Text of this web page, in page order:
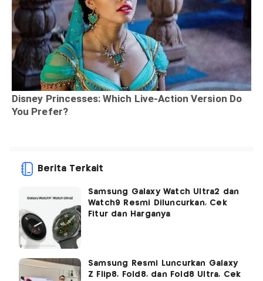
Berita Terkait
Samsung Galaxy Watch Ultra2 dan
Watch9 Resmi Diluncurkan, Cek
Fitur dan Harganya
Samsung Resmi Luncurkan Galaxy
Z Flip8, Fold8, dan Fold8 Ultra, Cek